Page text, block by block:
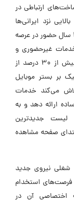
ارتباطی در
نزد ایرانی‌ها
پیدا کرده‌اند. مجموعه تهران اینترنت با بیش از 20 سال حضور در عرصه
غیرحضوری و
اینترنتی داشته باشد. هف هشتاد با پشتیبانی بیش از 30 درصد از
بر بستر موبایل
می‌کند خدمات
ارائه دهد و به
لیست جدیدترین
صفحه مشاهده
حاضر در ۵ موقعیت شغلی نیروی جدید
فرصت‌های استخدام
اختصاصی آن در